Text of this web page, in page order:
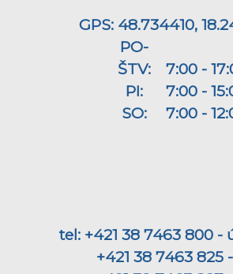
GPS: 48.734410,
PO-
ŠTV:
7:00 -
PI:
7:00 -
SO:
7:00 -
tel: +421 38 7463 800 -
+421 38 7463 825